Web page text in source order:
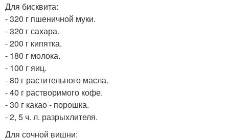
Для бисквита:
- 320 г пшеничной муки.
- 320 г сахара.
- 200 г кипятка.
- 180 г молока.
- 100 г яиц.
- 80 г растительного масла.
- 40 г растворимого кофе.
- 30 г какао - порошка.
- 2, 5 ч. л. разрыхлителя.
Для сочной вишни: